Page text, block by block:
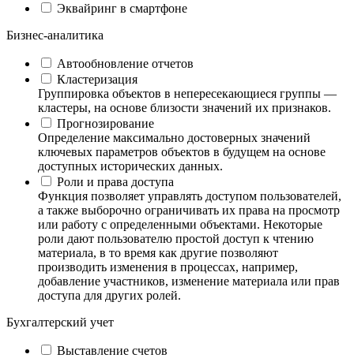
Эквайринг в смартфоне
Бизнес-аналитика
Автообновление отчетов
Кластеризация
Группировка объектов в непересекающиеся группы —
кластеры, на основе близости значений их признаков.
Прогнозирование
Определение максимально достоверных значений
ключевых параметров объектов в будущем на основе
доступных исторических данных.
Роли и права доступа
Функция позволяет управлять доступом пользователей,
а также выборочно ограничивать их права на просмотр
или работу с определенными объектами. Некоторые
роли дают пользователю простой доступ к чтению
материала, в то время как другие позволяют
производить изменения в процессах, например,
добавление участников, изменение материала или прав
доступа для других ролей.
Бухгалтерский учет
Выставление счетов